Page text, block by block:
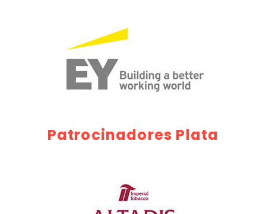
Patrocinadores Plata